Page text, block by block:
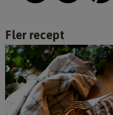
Fler recept